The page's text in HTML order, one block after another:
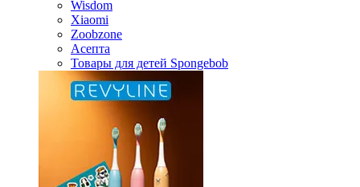
Wisdom
Xiaomi
Zoobzone
Асепта
Товары для детей Spongebob